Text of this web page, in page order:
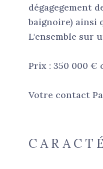
dégagegement
baignoire) ainsi
L'ensemble sur
Prix : 350 000 €
Votre contact